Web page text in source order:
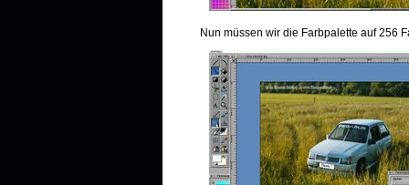
Nun müssen wir die Farbpalette auf 256